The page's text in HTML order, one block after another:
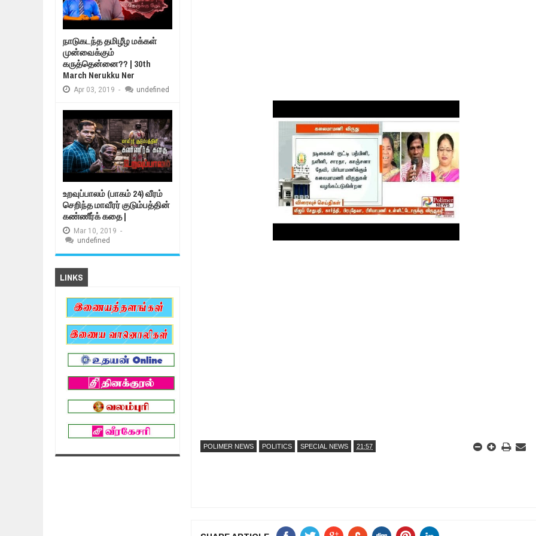
POLIMER NEWS POLITICS SPECIAL NEWS 21:57
நாடுகடந்த தமிழீழ மக்கள்
முன்வைக்கும்
கருத்தென்னை?? | 30th
March Nerukku Ner
Apr 03, 2019 - undefined
உறவுப்பாலம் (பாகம் 24) வீரம்
செறிந்த மாவீரர் குடும்பத்தின்
கண்ணீர்க் கதை |
Mar 10, 2019 -
undefined
LINKS